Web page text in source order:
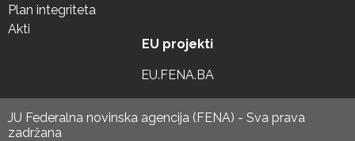
Plan integriteta
Akti
EU projekti
EU.FENA.BA
JU Federalna novinska agencija (FENA) - Sva prava
zadržana